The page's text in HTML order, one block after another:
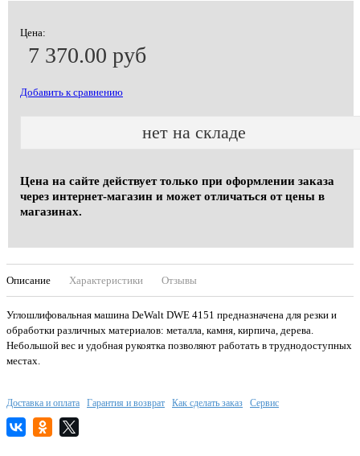
Цена:
7 370.00 руб
Добавить к сравнению
нет на складе
Цена на сайте действует только при оформлении заказа
через интернет-магазин и может отличаться от цены в
магазинах.
Описание Характеристики Отзывы
Углошлифовальная машина DeWalt DWE 4151 предназначена для резки и
обработки различных материалов: металла, камня, кирпича, дерева.
Небольшой вес и удобная рукоятка позволяют работать в труднодоступных
местах.
Доставка и оплата Гарантия и возврат Как сделать заказ Сервис